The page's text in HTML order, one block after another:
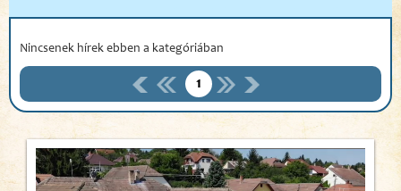
Nincsenek hírek ebben a kategóriában
1